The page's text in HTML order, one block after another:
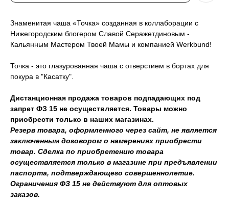
Знаменитая чаша «Точка» созданная в коллаборации с
Нижегородским блогером Славой Серажетдиновым -
Кальянным Мастером Твоей Мамы и компанией Werkbund!
Точка - это глазурованная чаша с отверстием в бортах для
покура в "Касатку".
Дистанционная продажа товаров подпадающих под
запрет ФЗ 15 не осуществляется. Товары можно
приобрести только в наших магазинах.
Резерв товара, оформленного через сайт, не является
заключенным договором о намерениях приобрести
товар. Сделка по приобретению товара
осуществляется только в магазине при предъявлении
паспорта, подтверждающего совершеннолетие.
Ограничения ФЗ 15 не действуют для оптовых
заказов.